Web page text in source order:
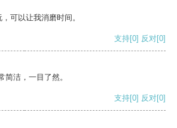
可以让我消磨时间。
支持[0] 反对[0]
简洁，一目了然。
支持[0] 反对[0]